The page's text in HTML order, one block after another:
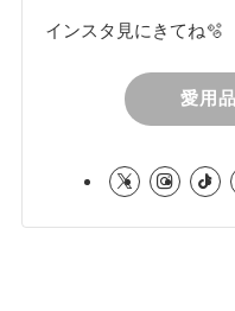
インスタ見にきてね🫧
愛用